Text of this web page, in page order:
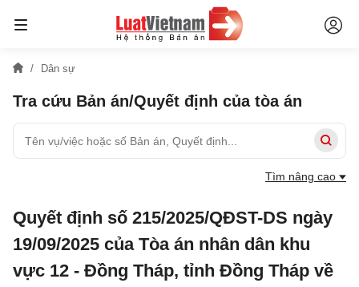
Dân sự
Tra cứu Bản án/Quyết định của tòa án
Tìm nâng cao
Quyết định số 215/2025/QĐST-DS ngày
19/09/2025 của Tòa án nhân dân khu
vực 12 - Đồng Tháp, tỉnh Đồng Tháp về